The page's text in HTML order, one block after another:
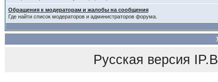
Обращения к модераторам и жалобы на сообщения
Где найти список модераторов и администраторов форума.
Русская версия